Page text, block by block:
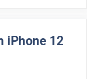
iPhone 12